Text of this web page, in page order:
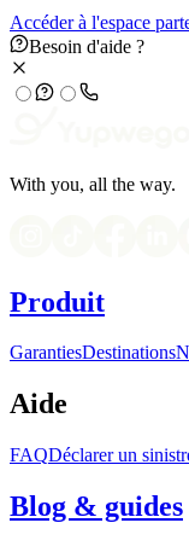
Accéder à l'espace
Besoin d'aide ?
With you, all the way.
Produit
GarantiesDestinations
Aide
FAQDéclarer un
Blog & guides